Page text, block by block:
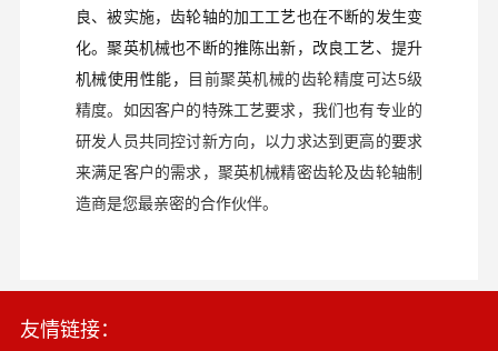
良、被实施，齿轮轴的加工工艺也在不断的发生变
化。聚英机械也不断的推陈出新，改良工艺、提升
机械使用性能，
目前聚英机械的齿轮精度可达5级
精度。如因客户的特殊工艺要求，我们也有专业的
研发人员共同控讨新方向，以力求达到更高的要求
来满足客户的需求，聚英机械精密齿轮及齿轮轴制
造商是您最亲密的合作伙伴。
友情链接：